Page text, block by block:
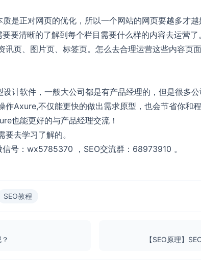
是正对网页的优化，所以一个网站的网页要越多才
要清晰的了解到每个栏目需要什么样的内容去运营
讯页、图片页、标签页。怎么去合理运营这些内容页
计软件，一般大公司都是有产品经理的，但是很多
作Axure,不仅能更快的做出需求原型，也会节省你和
也能更好的与产品经理交流！
去学习了解的。
信号：wx5785370 ，SEO交流群：68973910 。
SEO教程
【SEO原理】